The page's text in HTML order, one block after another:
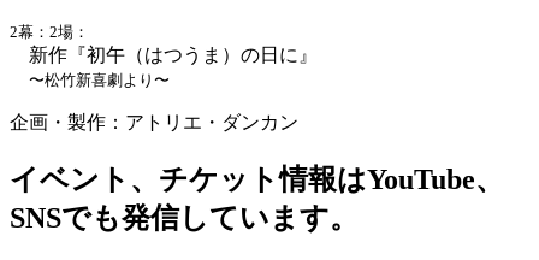
2幕：2場：
新作『初午（はつうま）の日に』
〜松竹新喜劇より〜
企画・製作：アトリエ・ダンカン
イベント、チケット情報はYouTube、
SNSでも発信しています。